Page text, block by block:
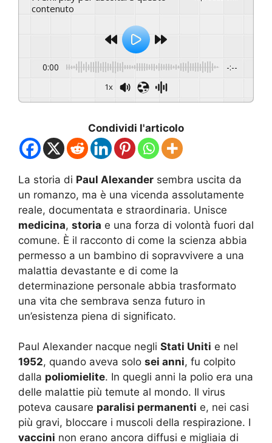
contenuto
0:00 -:--
1x
Condividi l'articolo
La storia di Paul Alexander sembra uscita da
un romanzo, ma è una vicenda assolutamente
reale, documentata e straordinaria. Unisce
medicina, storia e una forza di volontà fuori dal
comune. È il racconto di come la scienza abbia
permesso a un bambino di sopravvivere a una
malattia devastante e di come la
determinazione personale abbia trasformato
una vita che sembrava senza futuro in
un’esistenza piena di significato.
Paul Alexander nacque negli Stati Uniti e nel
1952, quando aveva solo sei anni, fu colpito
dalla poliomielite. In quegli anni la polio era una
delle malattie più temute al mondo. Il virus
poteva causare paralisi permanenti e, nei casi
più gravi, bloccare i muscoli della respirazione. I
vaccini non erano ancora diffusi e migliaia di